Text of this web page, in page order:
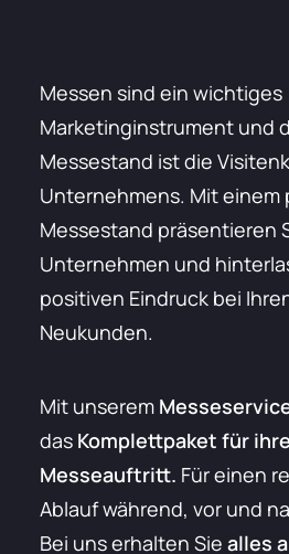
Messen sind ein wichtiges
Marketinginstrument und
Messestand ist die
Unternehmens. Mit einem
Messestand präsentieren
Unternehmen und
positiven Eindruck bei
Neukunden.
Mit unserem
das Komplettpaket für
Messeauftritt. Für einen
Ablauf während, vor und
Bei uns erhalten Sie alles